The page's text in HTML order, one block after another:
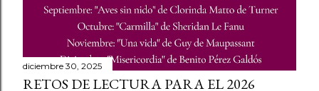
diciembre 30, 2025
RETOS DE LECTURA PARA EL 2026